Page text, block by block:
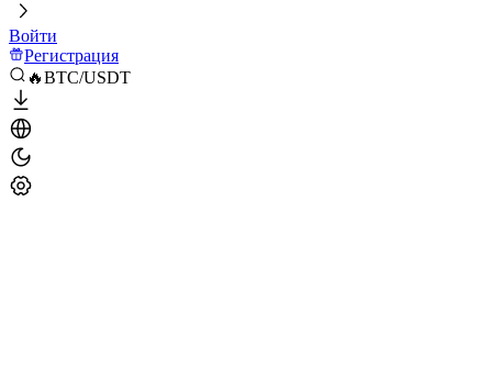
Войти
Регистрация
🔥BTC/USDT